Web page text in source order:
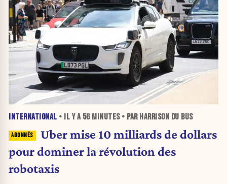
INTERNATIONAL • IL Y A 56 MINUTES• PAR HARRISON DU BUS
Uber mise 10 milliards de dollars
pour dominer la révolution des
robotaxis